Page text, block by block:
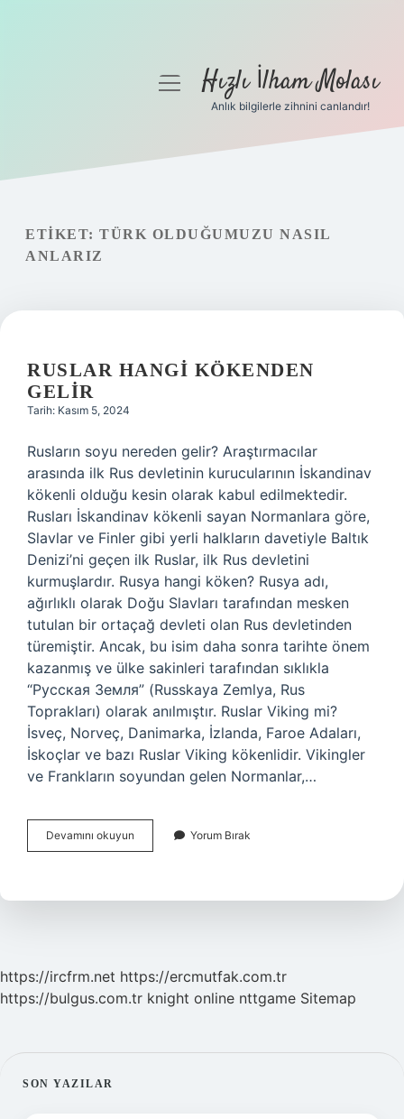
Gizlilik Politikası
Hakkımızda
menüyüHızlı İlham Molası
Anlık bilgilerle zihnini canlandır!
ETIKET: TÜRK OLDUĞUMUZU NASIL
ANLARIZ
RUSLAR HANGI KÖKENDEN
GELIR
Tarih: Kasım 5, 2024
Rusların soyu nereden gelir? Araştırmacılar
arasında ilk Rus devletinin kurucularının İskandinav
kökenli olduğu kesin olarak kabul edilmektedir.
Rusları İskandinav kökenli sayan Normanlara göre,
Slavlar ve Finler gibi yerli halkların davetiyle Baltık
Denizi’ni geçen ilk Ruslar, ilk Rus devletini
kurmuşlardır. Rusya hangi köken? Rusya adı,
ağırlıklı olarak Doğu Slavları tarafından mesken
tutulan bir ortaçağ devleti olan Rus devletinden
türemiştir. Ancak, bu isim daha sonra tarihte önem
kazanmış ve ülke sakinleri tarafından sıklıkla
“Русская Земля” (Russkaya Zemlya, Rus
Toprakları) olarak anılmıştır. Ruslar Viking mi?
İsveç, Norveç, Danimarka, İzlanda, Faroe Adaları,
İskoçlar ve bazı Ruslar Viking kökenlidir. Vikingler
ve Frankların soyundan gelen Normanlar,…
Devamını okuyun
Hangi
Yorum Bırak
https://ircfrm.net https://ercmutfak.com.tr
https://bulgus.com.tr knight online nttgame Sitemap
SIDEBAR
SON YAZILAR